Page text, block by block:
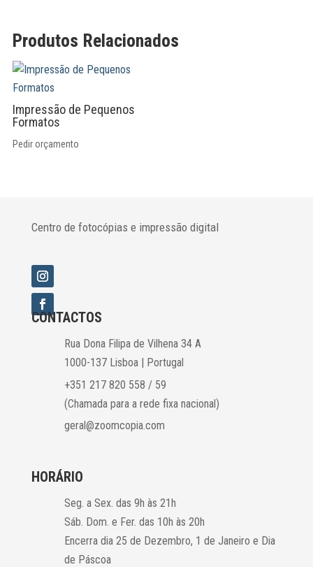
Produtos Relacionados
Impressão de Pequenos
Formatos
Pedir orçamento
Centro de fotocópias e impressão digital
CONTACTOS
Rua Dona Filipa de Vilhena 34 A
1000-137 Lisboa | Portugal
+351 217 820 558 / 59
(Chamada para a rede fixa nacional)
geral@zoomcopia.com
HORÁRIO
Seg. a Sex. das 9h às 21h
Sáb. Dom. e Fer. das 10h às 20h
Encerra dia 25 de Dezembro, 1 de Janeiro e Dia
de Páscoa